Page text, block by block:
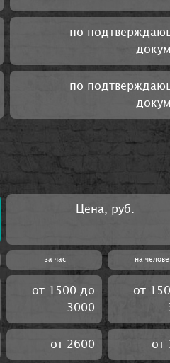
по
по
Цена, руб.
за час на
от 1500 до
3000
от
от 2600 от